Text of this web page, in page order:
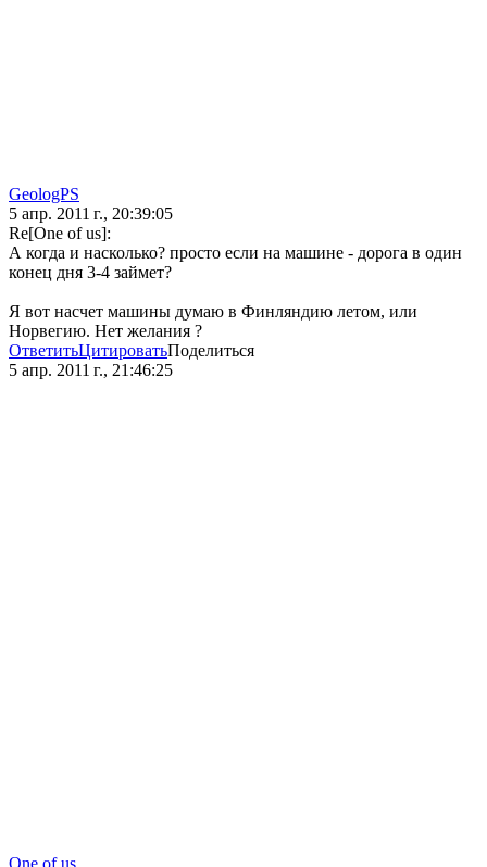
GeologPS
5 апр. 2011 г., 20:39:05
Re[One of us]:
А когда и насколько? просто если на машине - дорога в один
конец дня 3-4 займет?
Я вот насчет машины думаю в Финляндию летом, или
Норвегию. Нет желания ?
ОтветитьЦитироватьПоделиться
5 апр. 2011 г., 21:46:25